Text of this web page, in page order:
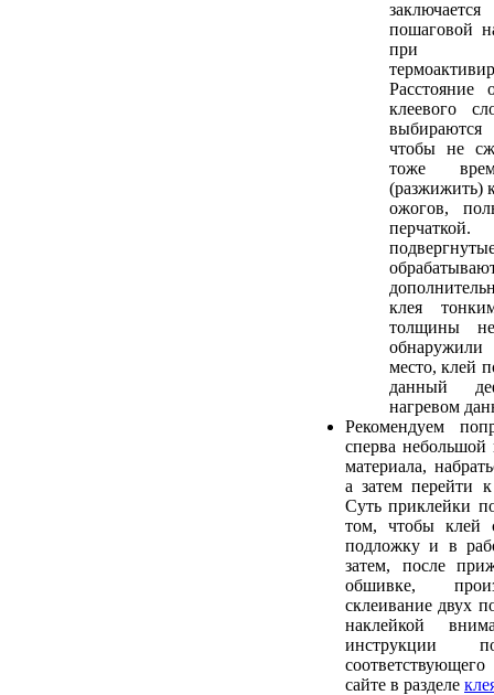
пошаговой
при
клеевого
чтобы не
тоже
(разжижить)
ожогов,
клея
толщины
место, клей
данный
нагревом
Рекомендуем
сперва небольшой
материала,
а затем перейти
Суть приклейки
том, чтобы клей
подложку и в
затем, после
обшивке,
склеивание двух
наклейкой
инструкции
сайте в разделе